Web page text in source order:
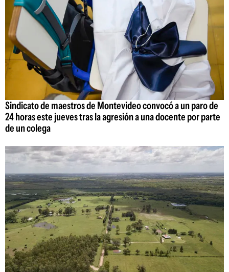
Sindicato de maestros de Montevideo convocó a un paro de
24 horas este jueves tras la agresión a una docente por parte
de un colega